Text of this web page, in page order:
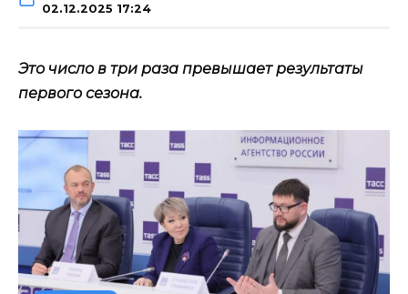
02.12.2025 17:24
Это число в три раза превышает результаты
первого сезона.